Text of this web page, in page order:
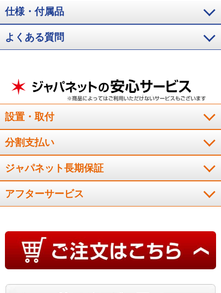
以前のマッサージチェアより随分軽くなっていて、移動しやす
く掃除も楽です。少しコンパクトになって横にある物入れの引
き出も取り出しやすいです。
（香川県70代Y.T様）
風呂上がりや、疲れて帰ってきた時は最高に気持ちいいです。
今は家族全員で愛用しています！
M.K様）
座り心地もよく音も静か！
本革の高級感に大変満足！
仕様・付属品
よくある質問
設置・取付
分割支払い
ジャパネット長期保証
アフターサービス